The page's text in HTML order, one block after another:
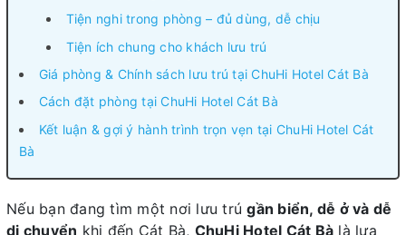
Tiện nghi trong phòng – đủ dùng, dễ chịu
Tiện ích chung cho khách lưu trú
Giá phòng & Chính sách lưu trú tại ChuHi Hotel Cát Bà
Cách đặt phòng tại ChuHi Hotel Cát Bà
Kết luận & gợi ý hành trình trọn vẹn tại ChuHi Hotel Cát
Bà
Nếu bạn đang tìm một nơi lưu trúgần biển, dễ ở và dễ
di chuyển khi đến Cát Bà, ChuHi Hotel Cát Bà là lựa